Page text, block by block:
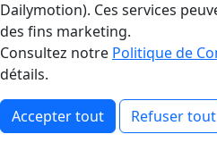
Dailymotion). Ces services
des fins marketing.
Consultez notre Politique de
détails.
Accepter tout Refuser tout